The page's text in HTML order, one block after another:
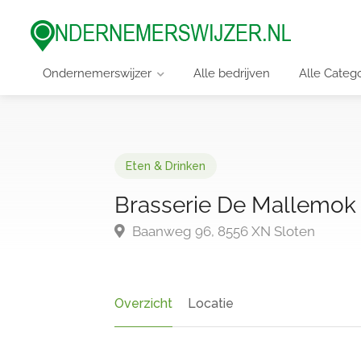
Ondernemerswijzer Alle bedrijven Alle
Eten & Drinken
Brasserie De Mallemok
Baanweg 96, 8556 XN Sloten
Overzicht Locatie